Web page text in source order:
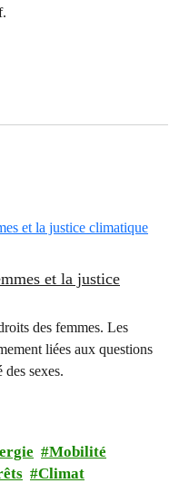
et la justice
des femmes. Les
liées aux questions
sexes.
Mobilité
Climat